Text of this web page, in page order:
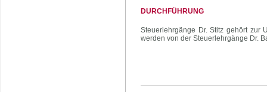
DURCHFÜHRUNG
Steuerlehrgänge Dr. Stitz gehört zur
werden von der Steuerlehrgänge Dr.